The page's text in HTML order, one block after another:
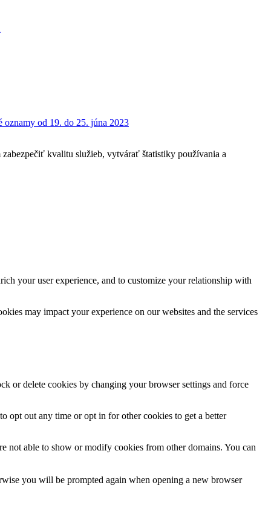
oznamy od 19. do 25. júna 2023
kvalitu služieb, vytvárať štatistiky používania a
your user experience, and to customize your relationship with
may impact your experience on our websites and the services
or delete cookies by changing your browser settings and force
opt out any time or opt in for other cookies to get a better
not able to show or modify cookies from other domains. You can
you will be prompted again when opening a new browser